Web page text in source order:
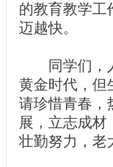
的教育教学工
迈越快。
同学们，人
黄金时代，但
请珍惜青春，
展，立志成
壮勤努力，老